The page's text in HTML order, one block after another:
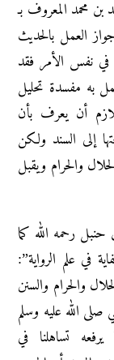
محمد المعروف بـ
العمل بالحديث
في نفس الأمر فقد
به مفسدة تحليل
أن يعرف بأن
إلى السند ولكن
والحرام ويقبل
حنبل رحمه الله كما
في علم الرواية”:
والحرام والسنن
صلى الله عليه وسلم
تساهلنا في